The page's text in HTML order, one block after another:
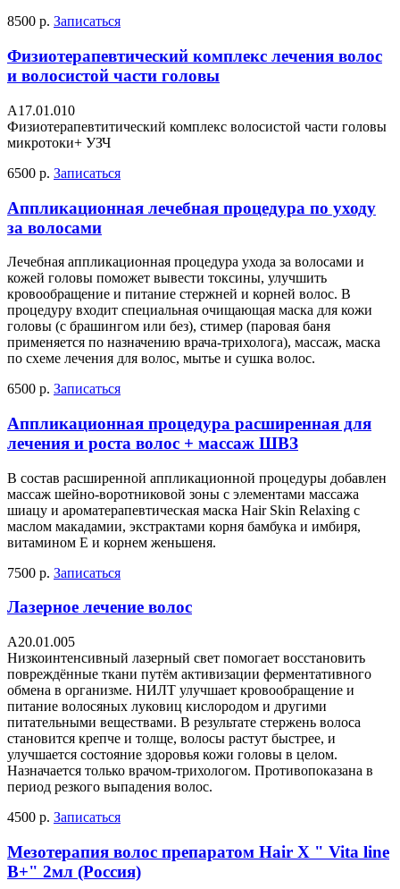
8500 р. Записаться
Физиотерапевтический комплекс лечения волос
и волосистой части головы
A17.01.010
Физиотерапевтитический комплекс волосистой части головы
микротоки+ УЗЧ
6500 р. Записаться
Аппликационная лечебная процедура по уходу
за волосами
Лечебная аппликационная процедура ухода за волосами и
кожей головы поможет вывести токсины, улучшить
кровообращение и питание стержней и корней волос. В
процедуру входит специальная очищающая маска для кожи
головы (с брашингом или без), стимер (паровая баня
применяется по назначению врача-трихолога), массаж, маска
по схеме лечения для волос, мытье и сушка волос.
6500 р. Записаться
Аппликационная процедура расширенная для
лечения и роста волос + массаж ШВЗ
В состав расширенной аппликационной процедуры добавлен
массаж шейно-воротниковой зоны с элементами массажа
шиацу и ароматерапевтическая маска Hair Skin Relaxing с
маслом макадамии, экстрактами корня бамбука и имбиря,
витамином Е и корнем женьшеня.
7500 р. Записаться
Лазерное лечение волос
А20.01.005
Низкоинтенсивный лазерный свет помогает восстановить
повреждённые ткани путём активизации ферментативного
обмена в организме. НИЛТ улучшает кровообращение и
питание волосяных луковиц кислородом и другими
питательными веществами. В результате стержень волоса
становится крепче и толще, волосы растут быстрее, и
улучшается состояние здоровья кожи головы в целом.
Назначается только врачом-трихологом. Противопоказана в
период резкого выпадения волос.
4500 р. Записаться
Мезотерапия волос препаратом Hair X " Vita line
B+" 2мл (Россия)